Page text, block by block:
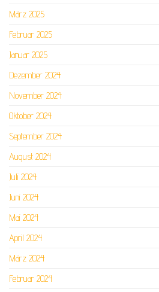
März 2025
Februar 2025
Januar 2025
Dezember 2024
November 2024
Oktober 2024
September 2024
August 2024
Juli 2024
Juni 2024
Mai 2024
April 2024
März 2024
Februar 2024